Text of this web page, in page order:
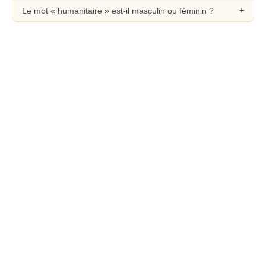
Le mot « humanitaire » est-il masculin ou féminin ?